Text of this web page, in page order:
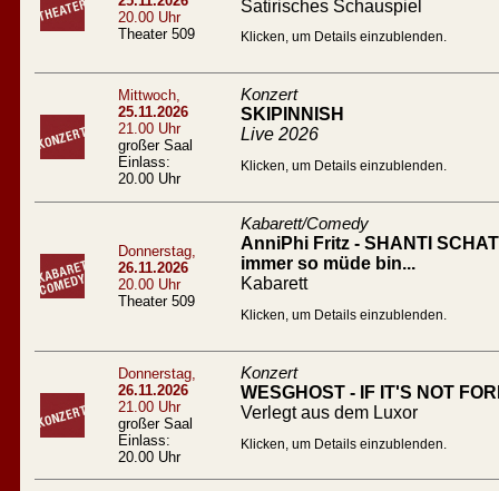
20.00 Uhr
Theater 509
Satirisches Schauspiel
Klicken, um Details einzublenden.
Mittwoch,
25.11.2026
21.00 Uhr
großer Saal
Einlass:
20.00 Uhr
Konzert
SKIPINNISH
Live 2026
Klicken, um Details einzublenden.
Donnerstag,
26.11.2026
20.00 Uhr
Theater 509
Kabarett/Comedy
AnniPhi Fritz - SHANTI
immer so müde bin...
Kabarett
Klicken, um Details einzublenden.
Donnerstag,
26.11.2026
21.00 Uhr
großer Saal
Einlass:
20.00 Uhr
Konzert
WESGHOST - IF IT'S NOT
Verlegt aus dem Luxor
Klicken, um Details einzublenden.